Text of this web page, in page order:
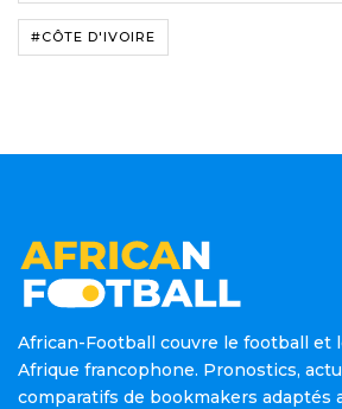
#CÔTE D'IVOIRE
African-Football couvre le football et
Afrique francophone. Pronostics,
comparatifs de bookmakers adaptés